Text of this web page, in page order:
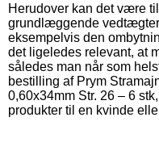
Herudover kan det være
grundlæggende
eksempelvis den
det ligeledes relevant, at
således man når som
bestilling af Prym
0,60x34mm Str. 26 – 6
produkter til en kvinde